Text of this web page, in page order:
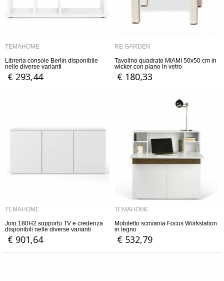
TEMAHOME
Libreria console Berlin disponibile
nelle diverse varianti
€ 293,44
RE GARDEN
Tavolino quadrato MIAMI 50x50 cm in
wicker con piano in vetro
€ 180,33
TEMAHOME
Join 180H2 supporto TV e credenza
disponibili nelle diverse varianti
€ 901,64
TEMAHOME
Mobiletto scrivania Focus Workstation
in legno
€ 532,79